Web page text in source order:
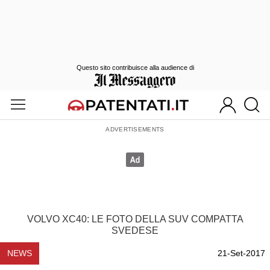
VOLVO XC40: LE FOTO DELLA SUV COMPATTA
SVEDESE
NEWS 21-Set-2017
Questo sito contribuisce alla audience di